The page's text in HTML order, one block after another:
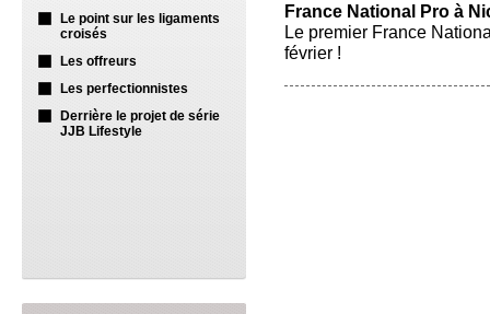
Le point sur les ligaments
croisés
Les offreurs
Les perfectionnistes
Derrière le projet de série
JJB Lifestyle
France National Pro à
Le premier France
février !